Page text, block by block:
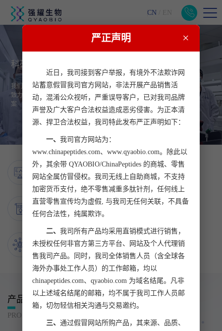
CN EN
科研工匠 实在 用心
我们是专注细节，追求极致的创新科研团队，崇尚工匠精神
致力于为客户提供更实在，更用心的生命科学科研服务解决方
案
18 年匠心研发
采用高标准内部质量监督审核，严守产品品质
300 +核心技术
成熟掌握多肽特殊修饰的核心技术
50000 +全球客户
客户遍布全球50多个国家及中国港澳台等地区
产品与服务
PRODUCTS AND SERVICES
严正声明 ×
近日，我司接到客户举报，有境外不法欺诈网
站蓄意假冒我司官方网站，非法开展产品销售活
动，混淆公众视听，严重误导客户，已对我司品牌
声誉及广大客户合法权益造成恶劣侵害。为正本清
源、捍卫合法权益，我司特此发布严正声明如下：
一、 我司官方网站为：
www.chinapeptides.com、www.qyaobio.com。除此以
外，其余带 QYAOBIO/ChinaPeptides 的商城、零售
网站全属仿冒侵权。我司无线上自助商城，不支持
加密货币支付，绝不零售减重多肽针剂，任何线上
直营零售宣传均为虚假, 与我司无任何关联，不具备
任何合法性，纯属欺诈。
二、 我司所有产品均采用直销模式进行销售，
未授权任何非官方第三方平台、网站及个人代理销
售我司产品。同时，我司全体销售人员（含全球各
海外办事处工作人员）的工作邮箱，均以
chinapeptides.com、qyaobio.com 为域名结尾。凡非
以上述域名结尾的邮箱，均不属于我司工作人员邮
箱，切勿轻信相关沟通与交易邀约。
三、 通过假冒网站所购产品，其来源、品质、